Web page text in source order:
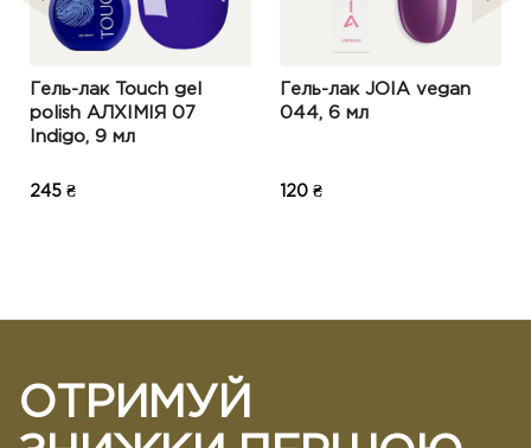
Гель-лак Touch gel
polish АЛХІМІЯ 07
Indigo, 9 мл
245 ₴
Гель-лак JOIA vegan
044, 6 мл
120 ₴
ОТРИМУЙ